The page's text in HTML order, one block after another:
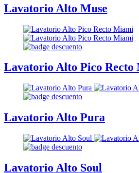
Lavatorio Alto Muse
Lavatorio Alto Pico Recto
Lavatorio Alto Pura
Lavatorio Alto Soul